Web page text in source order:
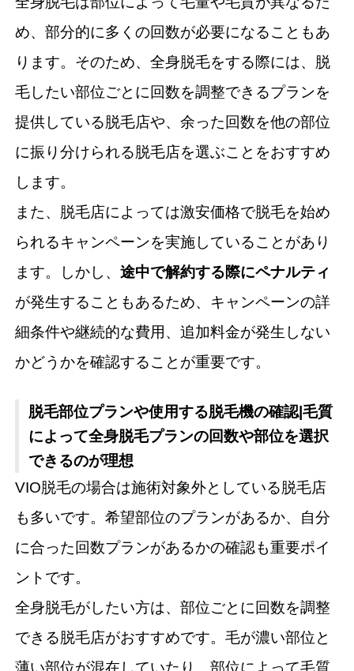
め、部分的に多くの回数が必要になることもあ
ります。そのため、全身脱毛をする際には、脱
毛したい部位ごとに回数を調整できるプランを
提供している脱毛店や、余った回数を他の部位
に振り分けられる脱毛店を選ぶことをおすすめ
します。
また、脱毛店によっては激安価格で脱毛を始め
られるキャンペーンを実施していることがあり
ます。しかし、途中で解約する際にペナルティ
が発生することもあるため、キャンペーンの詳
細条件や継続的な費用、追加料金が発生しない
かどうかを確認することが重要です。
脱毛部位プランや使用する脱毛機の確認|毛質
によって全身脱毛プランの回数や部位を選択
できるのが理想
VIO脱毛の場合は施術対象外としている脱毛店
も多いです。希望部位のプランがあるか、自分
に合った回数プランがあるかの確認も重要ポイ
ントです。
全身脱毛がしたい方は、部位ごとに回数を調整
できる脱毛店がおすすめです。毛が濃い部位と
薄い部位が混在していたり、部位によって毛質